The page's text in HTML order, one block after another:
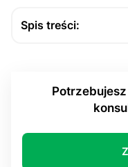
Spis treści:
Kiedy potrzebny
Jak wyglądają
wyników?
Dlaczego czasem